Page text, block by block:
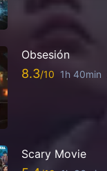
Obsesión
8.3 1h 40min
Scary Movie